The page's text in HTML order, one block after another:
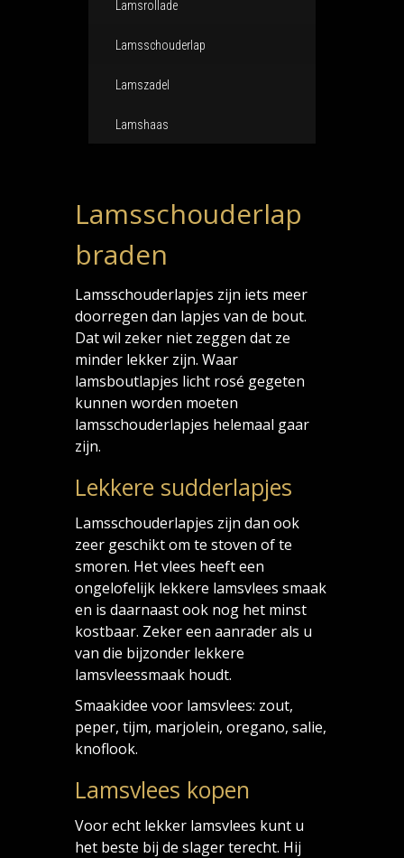
Lamsrollade
Lamsschouderlap
Lamszadel
Lamshaas
Lamsschouderlap
braden
Lamsschouderlapjes zijn iets meer
doorregen dan lapjes van de bout.
Dat wil zeker niet zeggen dat ze
minder lekker zijn. Waar
lamsboutlapjes licht rosé gegeten
kunnen worden moeten
lamsschouderlapjes helemaal gaar
zijn.
Lekkere sudderlapjes
Lamsschouderlapjes zijn dan ook
zeer geschikt om te stoven of te
smoren. Het vlees heeft een
ongelofelijk lekkere lamsvlees smaak
en is daarnaast ook nog het minst
kostbaar. Zeker een aanrader als u
van die bijzonder lekkere
lamsvleessmaak houdt.
Smaakidee voor lamsvlees: zout,
peper, tijm, marjolein, oregano, salie,
knoflook.
Lamsvlees kopen
Voor echt lekker lamsvlees kunt u
het beste bij de slager terecht. Hij